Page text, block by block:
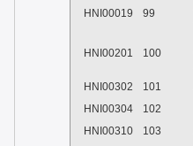
HNI00019 99
HNI00201 100
HNI00302
101
HNI00304
102
HNI00310
103